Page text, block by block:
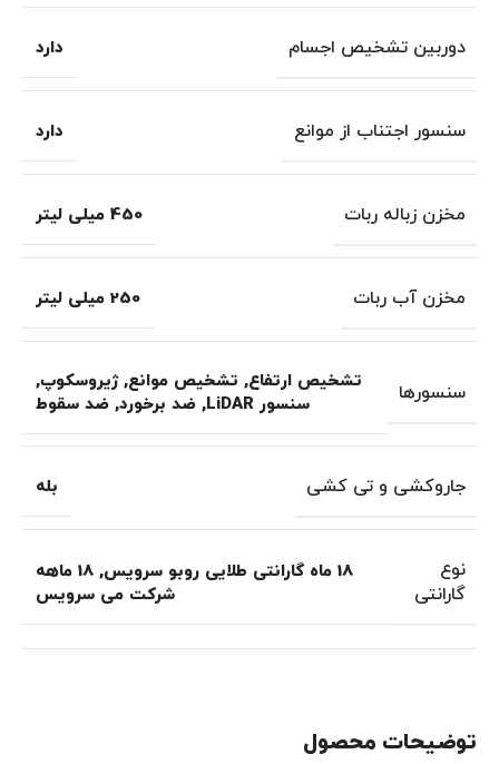
توضیحات محصول
دوربین تشخیص اجسام دارد
سنسور اجتناب از موانع دارد
مخزن زباله ربات 450 میلی لیتر
مخزن آب ربات 250 میلی لیتر
سنسورها تشخیص ارتفاع, تشخیص موانع,ژیروسکوپ,
سنسور LiDAR
, ضد برخورد, ضد سقوط
جاروکشی و تی کشی بله
نوع
گارانتی
18 ماه گارانتی طلایی روبو سرویس ,
18 ماهه
شرکت می سرویس